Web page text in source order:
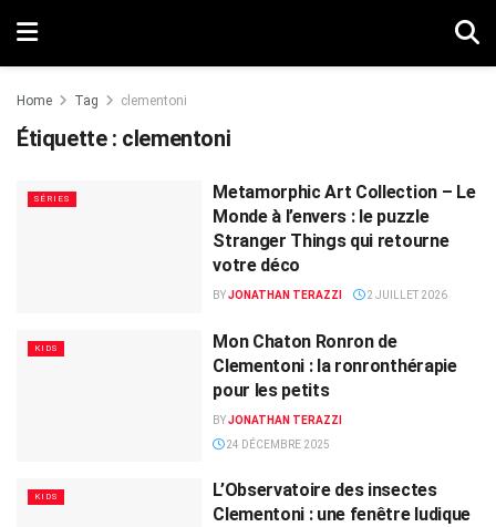
Home Tag clementoni
Étiquette : clementoni
SÉRIES
Metamorphic Art Collection – Le
Monde à l’envers : le puzzle
Stranger Things qui retourne
votre déco
BYJONATHAN TERAZZI 2 JUILLET 2026
KIDS
Mon Chaton Ronron de
Clementoni : la ronronthérapie
pour les petits
BYJONATHAN TERAZZI
24 DÉCEMBRE 2025
KIDS
L’Observatoire des insectes
Clementoni : une fenêtre ludique